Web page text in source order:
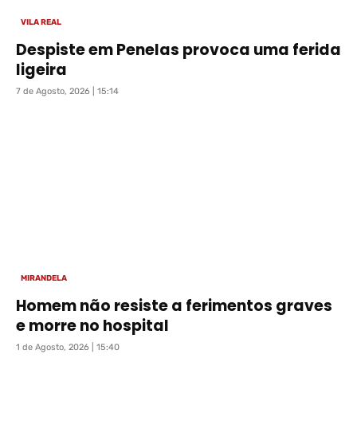
VILA REAL
Despiste em Penelas provoca uma ferida
ligeira
7 de Agosto, 2026 | 15:14
MIRANDELA
Homem não resiste a ferimentos graves
e morre no hospital
1 de Agosto, 2026 | 15:40